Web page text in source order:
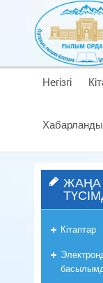
Негізгі
ЖАҢА
Кітаптар